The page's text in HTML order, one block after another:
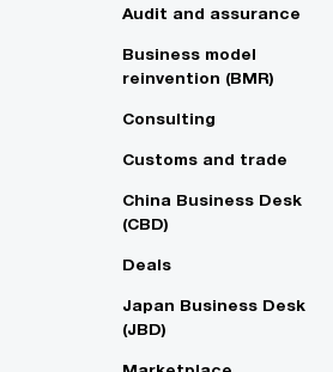
Audit and assurance
Business model
reinvention (BMR)
Consulting
Customs and trade
China Business Desk
(CBD)
Deals
Japan Business Desk
(JBD)